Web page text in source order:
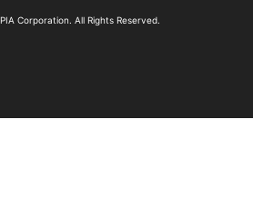
Corporation. All Rights Reserved.